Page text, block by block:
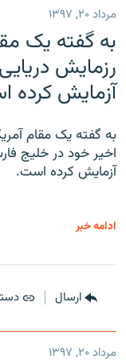
مرداد ۲۰, ۱۳۹۷
به گفته یک
رزمایش
آزمایش کرده
به گفته یک مقام
اخیر خود در خلیج
آزمایش کرده است.
ادامه خبر
ارسال
مرداد ۲۰, ۱۳۹۷